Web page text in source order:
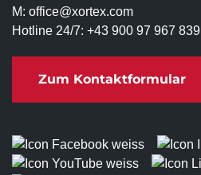
M: office@xortex.com
Hotline 24/7: +43 900 97 967 839
Zum Kontaktformular